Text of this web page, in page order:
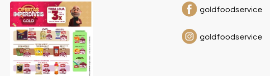
goldfoodservice
goldfoodservice